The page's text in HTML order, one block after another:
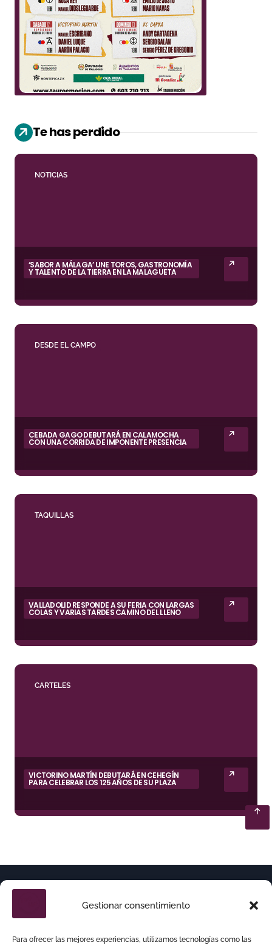
Gestionar consentimiento
Para ofrecer las mejores experiencias, utilizamos tecnologías como las
Te has perdido
NOTICIAS
‘SABOR A MÁLAGA’ UNE TOROS, GASTRONOMÍA
Y TALENTO DE LA TIERRA EN LA MALAGUETA
DESDE EL CAMPO
CEBADA GAGO DEBUTARÁ EN CALAMOCHA
CON UNA CORRIDA DE IMPONENTE PRESENCIA
TAQUILLAS
VALLADOLID RESPONDE A SU FERIA CON LARGAS
COLAS Y VARIAS TARDES CAMINO DEL LLENO
CARTELES
VICTORINO MARTÍN DEBUTARÁ EN CEHEGÍN
PARA CELEBRAR LOS 125 AÑOS DE SU PLAZA